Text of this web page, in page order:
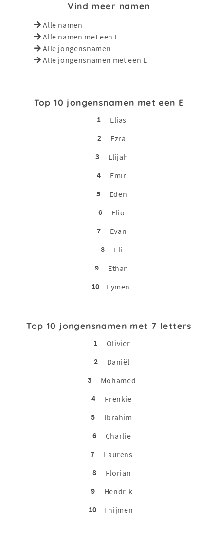
Vind meer namen
Alle namen
Alle namen met een E
Alle jongensnamen
Alle jongensnamen met een E
Top 10 jongensnamen met een E
1
Elias
2
Ezra
3
Elijah
4
Emir
5
Eden
6
Elio
7
Evan
8
Eli
9
Ethan
10
Eymen
Top 10 jongensnamen met 7 letters
1
Olivier
2
Daniël
3
Mohamed
4
Frenkie
5
Ibrahim
6
Charlie
7
Laurens
8
Florian
9
Hendrik
10
Thijmen